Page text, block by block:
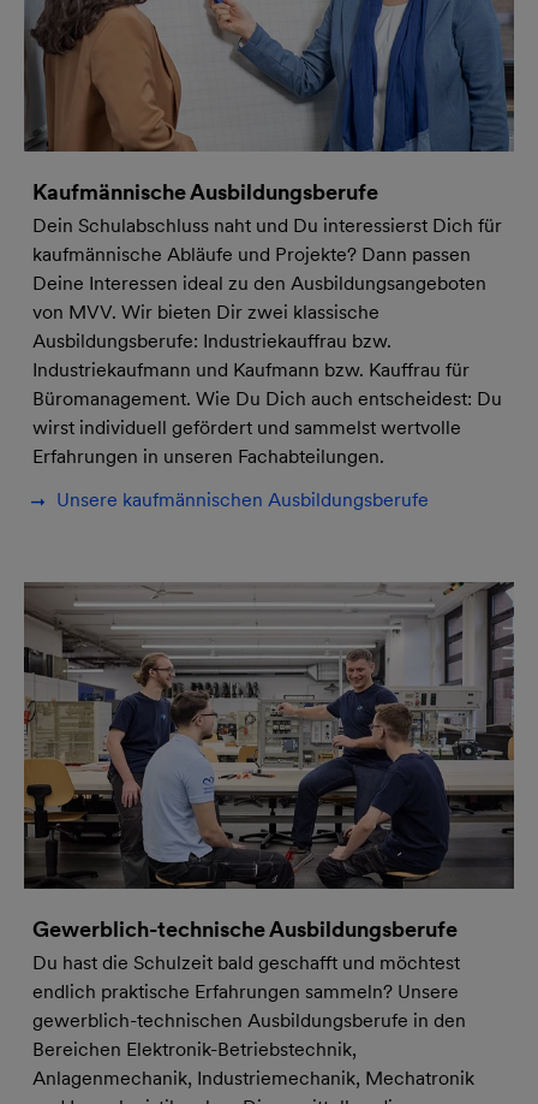
Kaufmännische Ausbildungsberufe
Dein Schulabschluss naht und Du interessierst Dich für
kaufmännische Abläufe und Projekte? Dann passen
Deine Interessen ideal zu den Ausbildungsangeboten
von MVV. Wir bieten Dir zwei klassische
Ausbildungsberufe: Industriekauffrau bzw.
Industriekaufmann und Kaufmann bzw. Kauffrau für
Büromanagement. Wie Du Dich auch entscheidest: Du
wirst individuell gefördert und sammelst wertvolle
Erfahrungen in unseren Fachabteilungen.
Unsere kaufmännischen Ausbildungsberufe
Gewerblich-technische Ausbildungsberufe
Du hast die Schulzeit bald geschafft und möchtest
endlich praktische Erfahrungen sammeln? Unsere
gewerblich-technischen Ausbildungsberufe in den
Bereichen Elektronik-Betriebstechnik,
Anlagenmechanik, Industriemechanik, Mechatronik